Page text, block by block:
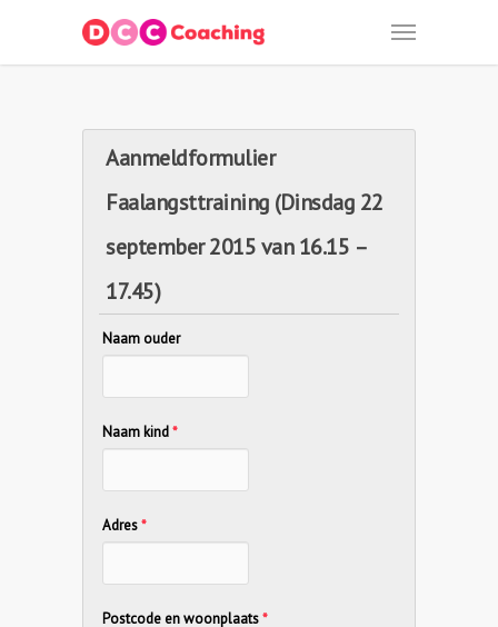
Aanmeldformulier
Faalangsttraining (Dinsdag 22
september 2015 van 16.15 –
17.45)
Naam ouder
Naam kind*
Adres*
Postcode en woonplaats*